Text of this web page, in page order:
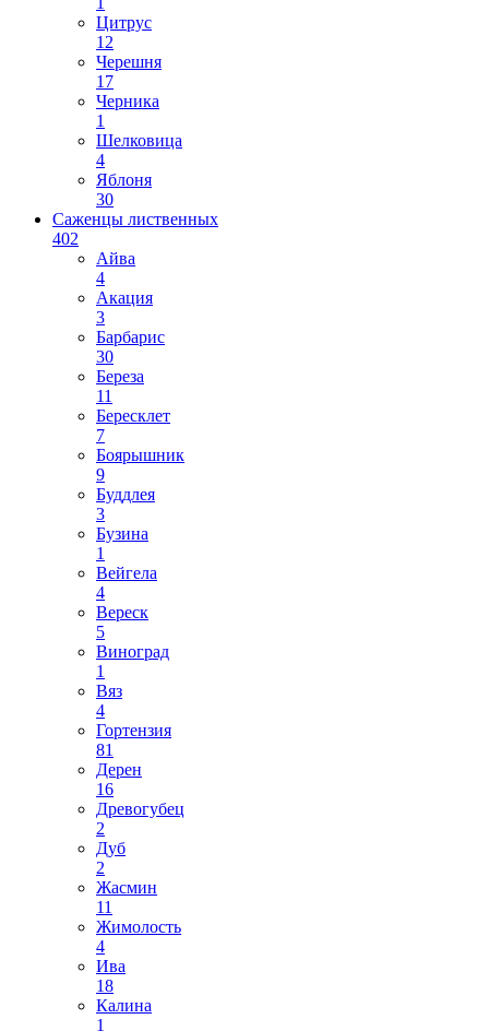
Цитрус
12
Черешня
17
Черника
1
Шелковица
4
Яблоня
30
Саженцы лиственных
402
Айва
4
Акация
3
Барбарис
30
Береза
11
Бересклет
7
Боярышник
9
Буддлея
3
Бузина
1
Вейгела
4
Вереск
5
Виноград
1
Вяз
4
Гортензия
81
Дерен
16
Древогубец
2
Дуб
2
Жасмин
11
Жимолость
4
Ива
18
Калина
1